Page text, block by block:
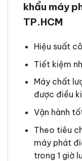
khẩu máy
TP.HCM
Hiệu suất
Tiết kiệm
Máy chất
được điều
Vận hành
Theo tiêu
máy phát
trong 1 giờ